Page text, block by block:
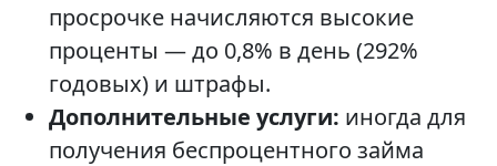
просрочке начисляются высокие
проценты — до 0,8% в день (292%
годовых) и штрафы.
Дополнительные услуги: иногда для
получения беспроцентного займа